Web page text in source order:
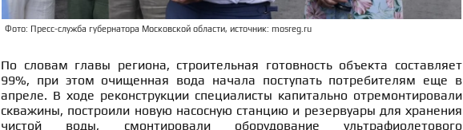
Фото: Пресс-служба губернатора Московской области, источник: mosreg.ru
По словам главы региона, строительная готовность объекта составляет
99%, при этом очищенная вода начала поступать потребителям еще в
апреле. В ходе реконструкции специалисты капитально отремонтировали
скважины, построили новую насосную станцию и резервуары для хранения
чистой воды, смонтировали оборудование ультрафиолетового